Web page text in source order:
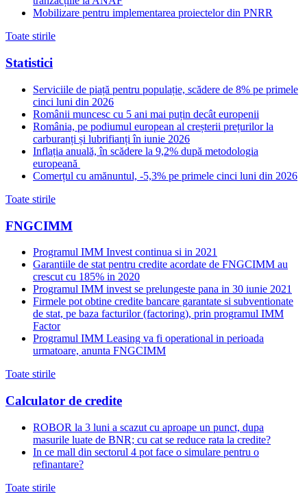
Mobilizare pentru implementarea proiectelor din PNRR
Toate stirile
Statistici
Serviciile de piață pentru populație, scădere de 8% pe primele
cinci luni din 2026
Românii muncesc cu 5 ani mai puțin decât europenii
România, pe podiumul european al creșterii prețurilor la
carburanți și lubrifianți în iunie 2026
Inflația anuală, în scădere la 9,2% după metodologia
europeană
Comerțul cu amănuntul, -5,3% pe primele cinci luni din 2026
Toate stirile
FNGCIMM
Programul IMM Invest continua si in 2021
Garantiile de stat pentru credite acordate de FNGCIMM au
crescut cu 185% in 2020
Programul IMM invest se prelungeste pana in 30 iunie 2021
Firmele pot obtine credite bancare garantate si subventionate
de stat, pe baza facturilor (factoring), prin programul IMM
Factor
Programul IMM Leasing va fi operational in perioada
urmatoare, anunta FNGCIMM
Toate stirile
Calculator de credite
ROBOR la 3 luni a scazut cu aproape un punct, dupa
masurile luate de BNR; cu cat se reduce rata la credite?
In ce mall din sectorul 4 pot face o simulare pentru o
refinantare?
Toate stirile